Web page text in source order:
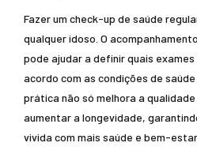
Fazer um check-up de saúde
qualquer idoso. O
pode ajudar a definir quais
acordo com as condições de
prática não só melhora a
aumentar a longevidade,
vivida com mais saúde e bem-estar.